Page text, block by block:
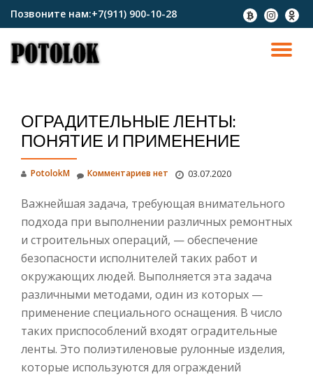
содержимому
Позвоните нам:+7(911) 900-10-28
fa-
btc
fa-
instagram
fa-
ОГРАДИТЕЛЬНЫЕ ЛЕНТЫ:
ПОНЯТИЕ И ПРИМЕНЕНИЕ
PotolokM 03.07.2020
Комментариев нет
Важнейшая задача, требующая внимательного
подхода при выполнении различных ремонтных
и строительных операций, — обеспечение
безопасности исполнителей таких работ и
окружающих людей. Выполняется эта задача
различными методами, один из которых —
применение специального оснащения. В число
таких приспособлений входят оградительные
ленты. Это полиэтиленовые рулонные изделия,
которые используются для ограждений